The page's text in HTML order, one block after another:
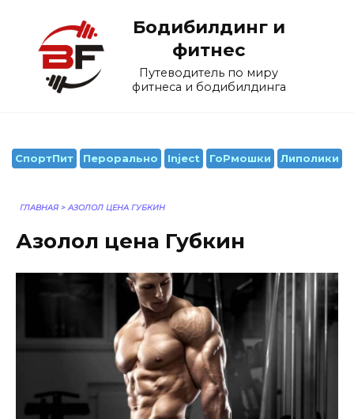
содержанию
Бодибилдинг и
фитнес
Путеводитель по миру
фитнеса и бодибилдинга
СпортПит Перорально Inject ГоРмошки Липолики
ГЛАВНАЯ > АЗОЛОЛ ЦЕНА ГУБКИН
Азолол цена Губкин